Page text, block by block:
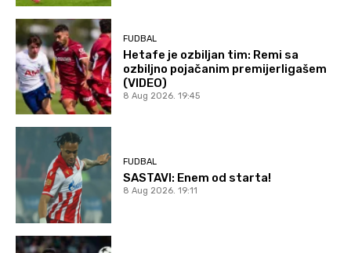
FUDBAL
Hetafe je ozbiljan tim: Remi sa
ozbiljno pojačanim premijerligašem
(VIDEO)
8 Aug 2026. 19:45
FUDBAL
SASTAVI: Enem od starta!
8 Aug 2026. 19:11